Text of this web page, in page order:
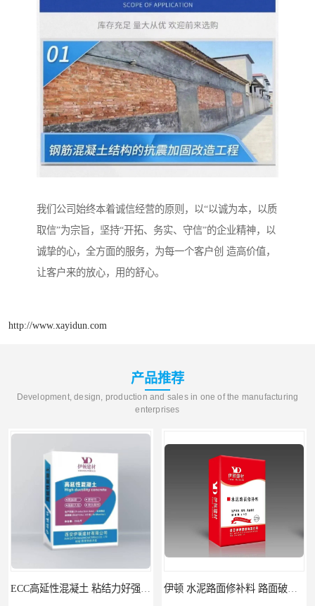
我们公司始终本着诚信经营的原则，以“以诚为本，以质
取信”为宗旨，坚持“开拓、务实、守信”的企业精神，以
诚挚的心，全方面的服务，为每一个客户创 造高价值，
让客户来的放心，用的舒心。
http://www.xayidun.com
产品推荐
Development, design, production and sales in one of the manufacturing
enterprises
ECC高延性混凝土 粘结力好强度高 可弯曲抗震不开裂 伊顿 水泥路面修补料 路面破损起皮快速修补 2小时通车